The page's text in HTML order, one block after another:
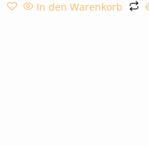
In den Warenkorb